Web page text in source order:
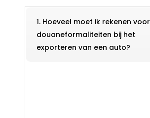
1. Hoeveel moet ik rekenen voor
douaneformaliteiten bij het
exporteren van een auto?